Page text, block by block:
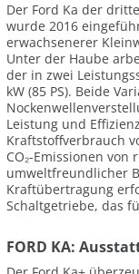
Der Ford Ka der
wurde 2016
erwachsenerer
Unter der Haube
der in zwei
kW (85 PS). Beide
Leistung und
Kraftstoffverbrauch
CO₂-Emissionen
umweltfreundlicher
Kraftübertragung
Schaltgetriebe, das
FORD KA: